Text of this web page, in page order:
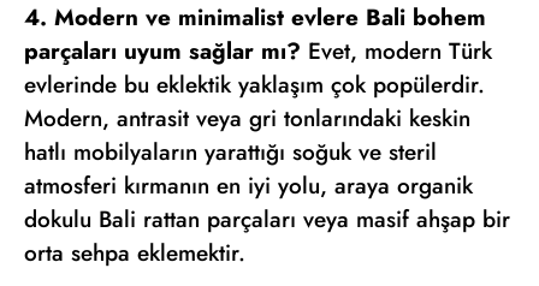
4. Modern ve minimalist evlere Bali bohem
parçaları uyum sağlar mı? Evet, modern Türk
evlerinde bu eklektik yaklaşım çok popülerdir.
Modern, antrasit veya gri tonlarındaki keskin
hatlı mobilyaların yarattığı soğuk ve steril
atmosferi kırmanın en iyi yolu, araya organik
dokulu Bali rattan parçaları veya masif ahşap bir
orta sehpa eklemektir.